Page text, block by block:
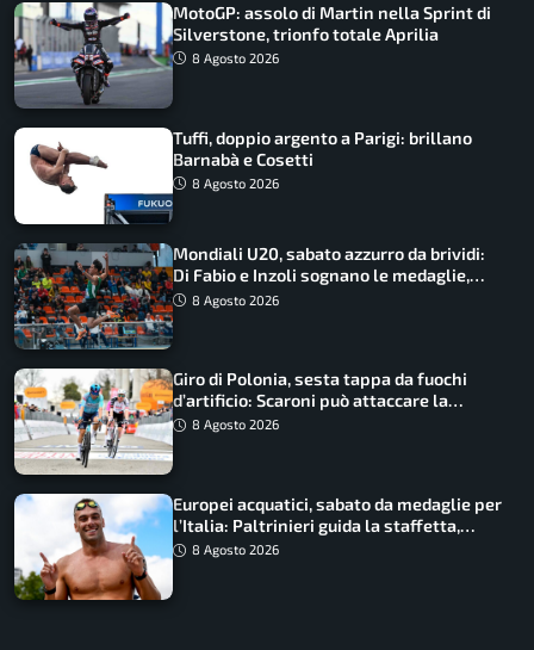
MotoGP: assolo di Martin nella Sprint di
Silverstone, trionfo totale Aprilia
8 Agosto 2026
Tuffi, doppio argento a Parigi: brillano
Barnabà e Cosetti
8 Agosto 2026
Mondiali U20, sabato azzurro da brividi:
Di Fabio e Inzoli sognano le medaglie,
Castellani e Succo in finale
8 Agosto 2026
Giro di Polonia, sesta tappa da fuochi
d’artificio: Scaroni può attaccare la
maglia di Lemmen
8 Agosto 2026
Europei acquatici, sabato da medaglie per
l’Italia: Paltrinieri guida la staffetta,
Barnabà sogna l’oro dalle grandi altezze
8 Agosto 2026